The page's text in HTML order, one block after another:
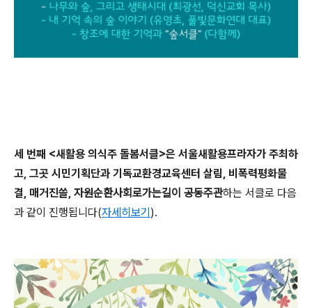
세 번째 <새활용 의식주 돌봄서클>은 서울새활용프라자가 주최하
고, 그곳 시민기획단과 기독교환경교육센터 살림, 비폭력평화물
결, 매거진쓸, 자원순환사회로가는길이 공동주관하는 서클로 다음
과 같이 진행됩니다(자세히보기).